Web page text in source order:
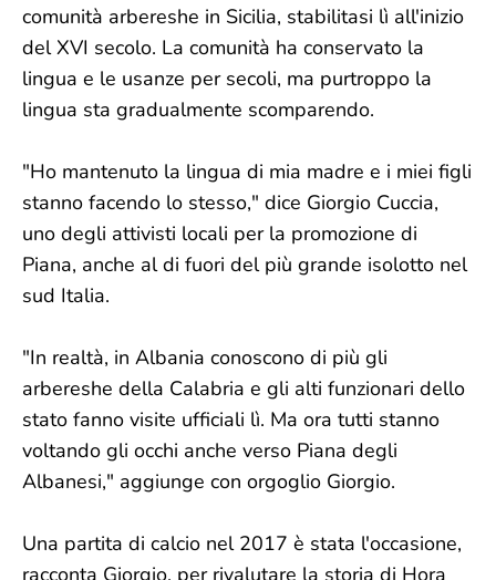
comunità arbereshe in Sicilia, stabilitasi lì all'inizio
del XVI secolo. La comunità ha conservato la
lingua e le usanze per secoli, ma purtroppo la
lingua sta gradualmente scomparendo.
"Ho mantenuto la lingua di mia madre e i miei figli
stanno facendo lo stesso," dice Giorgio Cuccia,
uno degli attivisti locali per la promozione di
Piana, anche al di fuori del più grande isolotto nel
sud Italia.
"In realtà, in Albania conoscono di più gli
arbereshe della Calabria e gli alti funzionari dello
stato fanno visite ufficiali lì. Ma ora tutti stanno
voltando gli occhi anche verso Piana degli
Albanesi," aggiunge con orgoglio Giorgio.
Una partita di calcio nel 2017 è stata l'occasione,
racconta Giorgio, per rivalutare la storia di Hora